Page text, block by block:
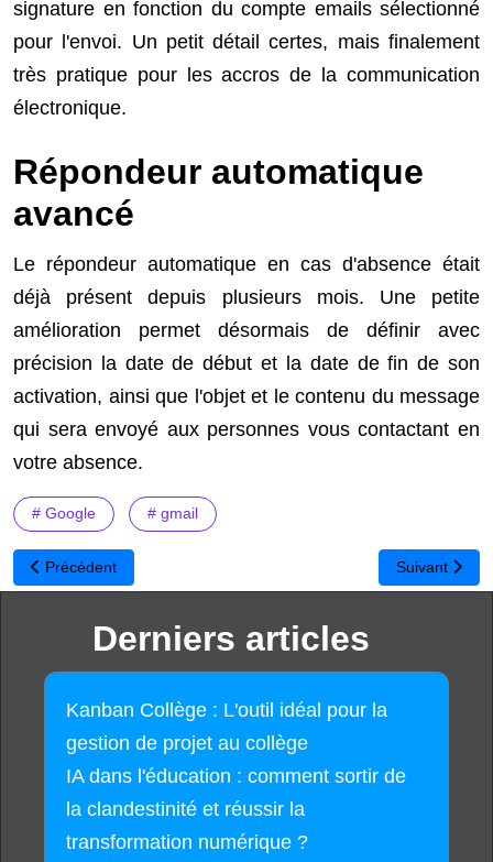
signature en fonction du compte emails sélectionné
pour l'envoi. Un petit détail certes, mais finalement
très pratique pour les accros de la communication
électronique.
Répondeur automatique
avancé
Le répondeur automatique en cas d'absence était
déjà présent depuis plusieurs mois. Une petite
amélioration permet désormais de définir avec
précision la date de début et la date de fin de son
activation, ainsi que l'objet et le contenu du message
qui sera envoyé aux personnes vous contactant en
votre absence.
# Google # gmail
Article précédent : Campagne éducation : « les logiciels libres : à
Précédent Article
Suivant
Derniers articles
Kanban Collège : L'outil idéal pour la
gestion de projet au collège
IA dans l'éducation : comment sortir de
la clandestinité et réussir la
transformation numérique ?